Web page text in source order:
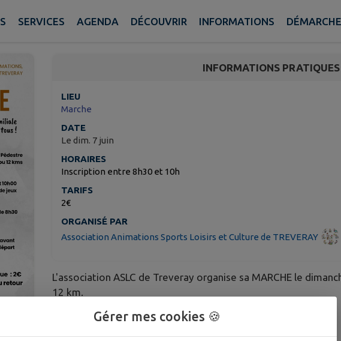
SERVICES AGENDA DÉCOUVRIR INFORMATIONS
INFORMATIONS PRATIQUES
LIEU
Marche
DATE
Le dim. 7 juin
HORAIRES
Inscription entre 8h30 et 10h
TARIFS
2€
ORGANISÉ PAR
Association Animations Sports Loisirs et Culture de TREVERAY
L'association ASLC de Treveray organise sa MARCHE le
12 km.
Départ entre 8h30 et 10h rue du moulin (aire de jeux).
Gérer mes cookies 🍪